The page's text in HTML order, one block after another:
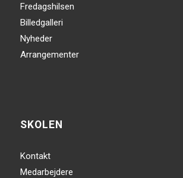
Fredagshilsen
Billedgalleri
Nyheder
Arrangementer
SKOLEN
Kontakt
Medarbejdere